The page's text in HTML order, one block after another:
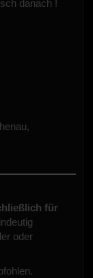
danach !
für
oder